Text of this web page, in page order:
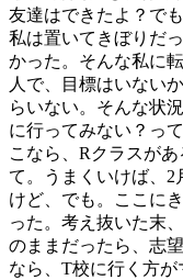
友達はできたよ？で
私は置いてきぼりだ
かった。そんな私に
人で、目標はいない
らいない。そんな状
に行ってみない？っ
こなら、Rクラスが
て。うまくいけば、2
けど、でも。ここに
った。考え抜いた末
のままだったら、志
なら、T校に行く方